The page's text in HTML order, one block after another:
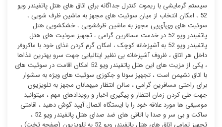
سیستم گرمایشی با ریموت کنترل جداگانه برای اتاق های هتل پاتفیندر ویو
52 ، امکان انتخاب از میان سوئیت ‌های مجهز به ماشین ظرف شویی ،
سوئیت ‌های وی‌آی‌پی مجهز به ماشین ظرفشویی ، خشکشویی هتل
پاتفیندر ویو 52 در خدمت مسافرین گرامی ، تجهیز سوئیت ‌های هتل
پاتفیندر ویو 52 به آشپزخانه کوچک ، امکان گرم کردن غذای خود با ماکروفر
داخل هر اتاق ، ظروف آشپزخانه بی نظیر ایتالیایی جهت سرو بهترین غذاها
، یکی از مزیت های این هتل پاتفیندر ویو 52 امکان اقامت در سوئیت ‌های
با اتاق نشیمن است ، تجهیز سونا و جکوزی سوئیت ‌های ویژه به سشوار
برای راحتی مسافرین گرامی ، سالن انتظار میهمانان مجهز به تلویزیون
جهت طی کردن زمان انتظار و پیگیری اخبار و رویدادهای مهم ، میتوانید
موسیقی ها مورد علاقه خود را با ایستگاه اتصال آیپد گوش دهید ، اقامتی
ساکت و بی سر و صدا با اتاقی های ضد صدای هتل پاتفیندر ویو 52 ،
تجهیز تمامی اتاق های هتل پاتفیندر ویو 52 به تلویزیون (صفحه تخت) ،